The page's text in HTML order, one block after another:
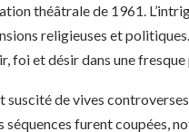
théâtrale de 1961.
religieuses et
foi et désir dans une
suscité de vives
séquences furent coupées,